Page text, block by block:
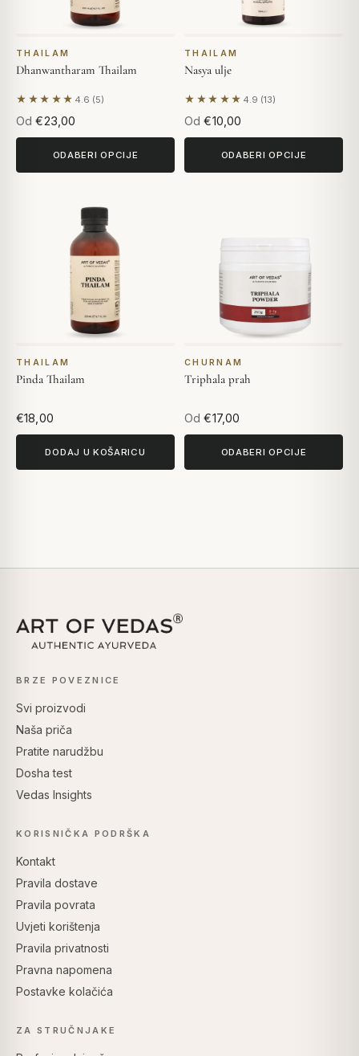
THAILAM
Dhanwantharam Thailam
★★★★★ 4.6 (5)
Na temelju 5 recenzija
Od €23,00
ODABERI OPCIJE
THAILAM
Nasya ulje
★★★★★ 4.9 (13)
Na temelju 13 recenzija
Od €10,00
ODABERI OPCIJE
THAILAM
Pinda Thailam
€18,00
DODAJ U KOŠARICU
CHURNAM
Triphala prah
Od €17,00
ODABERI OPCIJE
BRZE POVEZNICE
Svi proizvodi
Naša priča
Pratite narudžbu
Dosha test
Vedas Insights
KORISNIČKA PODRŠKA
Kontakt
Pravila dostave
Pravila povrata
Uvjeti korištenja
Pravila privatnosti
Pravna napomena
Postavke kolačića
ZA STRUČNJAKE